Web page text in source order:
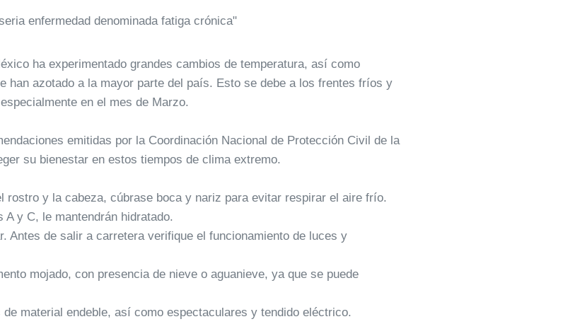
enfermedad denominada fatiga crónica"
ha experimentado grandes cambios de temperatura, así como
han azotado a la mayor parte del país. Esto se debe a los frentes fríos y
en el mes de Marzo.
emitidas por la Coordinación Nacional de Protección Civil de la
su bienestar en estos tiempos de clima extremo.
rostro y la cabeza, cúbrase boca y nariz para evitar respirar el aire frío.
y C, le mantendrán hidratado.
Antes de salir a carretera verifique el funcionamiento de luces y
mojado, con presencia de nieve o aguanieve, ya que se puede
material endeble, así como espectaculares y tendido eléctrico.